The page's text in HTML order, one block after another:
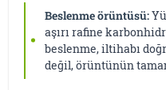
Beslenme örüntüsü:
aşırı rafine
beslenme, iltihabı
değil, örüntünün